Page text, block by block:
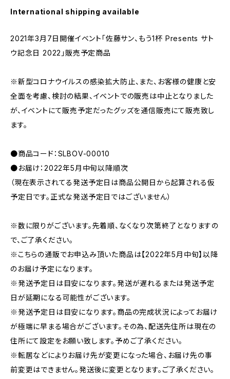
International shipping available
2021年3月7日開催イベント「佐藤サン、もう1杯 Presents サト
ウ記念日 2022」販売予定商品
※新型コロナウイルスの感染拡大防止、また、お客様の健康と安
全面を考慮、検討の結果、イベントでの販売は中止となりました
が、イベントにて販売予定だったグッズを通信販売にて販売致し
ます。
●商品コード：SLBOV-00010
●お届け：2022年5月中旬以降順次
（現在表示されてる発送予定日は商品公開日から起算される仮
予定日です。正式な発送予定日ではございません）
※数に限りがございます。先着順、なくなり次第終了となりますの
で、ご了承ください。
※こちらの通販でお申込み頂いた商品は【2022年5月中旬】以降
のお届け予定になります。
※発送予定日は目安になります。発送が遅れるまたは発送予定
日が延期になる可能性がございます。
※発送予定日は目安になります。商品の完成状況によってお届け
が極端に早まる場合がございます。その為、配送先住所は現在の
住所にて設定をお願い致します。予めご了承ください。
※転居などによりお届け先が変更になった場合、お届け先の事
前変更はできません。発送後に変更となります。ご了承ください。